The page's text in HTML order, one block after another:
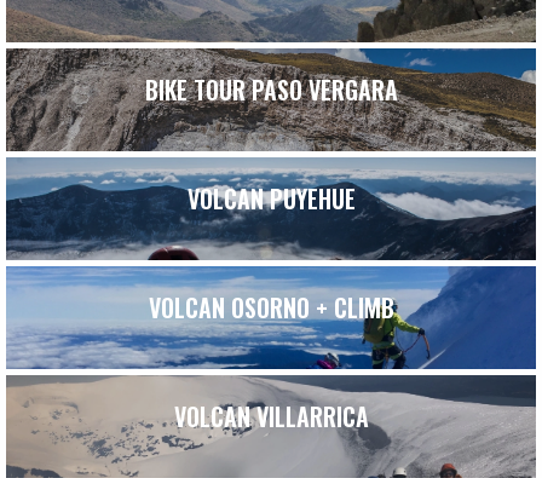
BIKE TOUR PASO VERGARA
VOLCAN PUYEHUE
VOLCAN OSORNO + CLIMB
VOLCAN VILLARRICA